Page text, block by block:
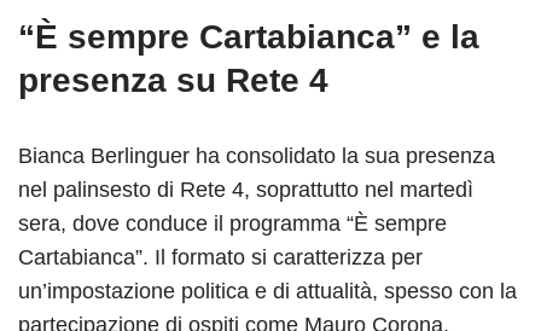
“È sempre Cartabianca” e la
presenza su Rete 4
Bianca Berlinguer ha consolidato la sua presenza
nel palinsesto di Rete 4, soprattutto nel martedì
sera, dove conduce il programma “È sempre
Cartabianca”. Il formato si caratterizza per
un’impostazione politica e di attualità, spesso con la
partecipazione di ospiti come Mauro Corona.